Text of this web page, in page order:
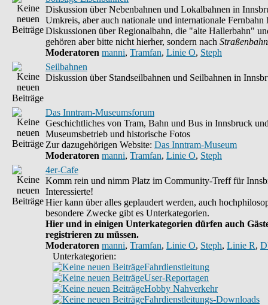
Diskussion über Nebenbahnen und Lokalbahnen in
Umkreis, aber auch nationale und internationale Fernbahn
Diskussionen über Regionalbahn, die "alte Hallerbahn"
gehören aber bitte nicht hierher, sondern nach
Moderatoren manni, Tramfan, Linie O, Steph
Seilbahnen
Diskussion über Standseilbahnen und Seilbahnen in
Das Inntram-Museumsforum
Geschichtliches von Tram, Bahn und Bus in Innsbruck
Museumsbetrieb und historische Fotos
Zur dazugehörigen Website: Das Inntram-Museum
Moderatoren manni, Tramfan, Linie O, Steph
4er-Cafe
Komm rein und nimm Platz im Community-Treff für
Interessierte!
Hier kann über alles geplaudert werden, auch
besondere Zwecke gibt es Unterkategorien.
Hier und in einigen Unterkategorien dürfen auch
registrieren zu müssen.
Moderatoren manni, Tramfan, Linie O, Steph, Linie R,
Unterkategorien:
Fahrdienstleitung
User-Reportagen
Hobby Nahverkehr
Fahrdienstleitungs-Downloads